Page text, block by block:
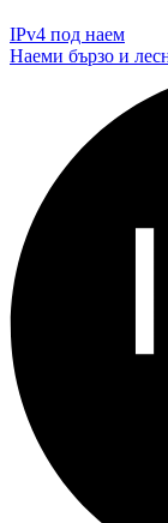
IPv4 под наем
Наеми бързо и